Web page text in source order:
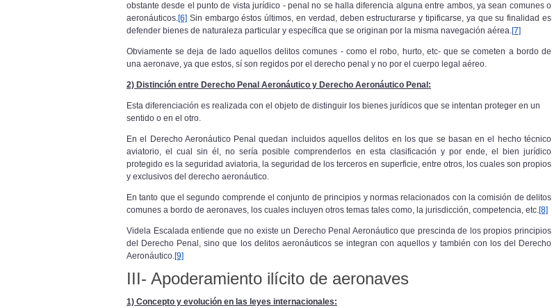
obstante desde el punto de vista jurídico - penal no se halla diferencia alguna entre ambos, ya sean comunes o
aeronáuticos.[6] Sin embargo éstos últimos, en verdad, deben estructurarse y tipificarse, ya que su finalidad es
defender bienes de naturaleza particular y específica que se originan por la misma navegación aérea.[7]
Obviamente se deja de lado aquellos delitos comunes - como el robo, hurto, etc- que se cometen a bordo de
una aeronave, ya que estos, sí son regidos por el derecho penal y no por el cuerpo legal aéreo.
2) Distinción entre Derecho Penal Aeronáutico y Derecho Aeronáutico Penal:
Esta diferenciación es realizada con el objeto de distinguir los bienes jurídicos que se intentan proteger en un
sentido o en el otro.
En el Derecho Aeronáutico Penal quedan incluidos aquellos delitos en los que se basan en el hecho técnico
aviatorio, el cual sin él, no sería posible comprenderlos en esta clasificación y por ende, el bien jurídico
protegido es la seguridad aviatoria, la seguridad de los terceros en superficie, entre otros, los cuales son propios
y exclusivos del derecho aeronáutico.
En tanto que el segundo comprende el conjunto de principios y normas relacionados con la comisión de delitos
comunes a bordo de aeronaves, los cuales incluyen otros temas tales como, la jurisdicción, competencia, etc.[8]
Videla Escalada entiende que no existe un Derecho Penal Aeronáutico que prescinda de los propios principios
del Derecho Penal, sino que los delitos aeronáuticos se integran con aquellos y también con los del Derecho
Aeronáutico.[9]
III- Apoderamiento ilícito de aeronaves
1) Concepto y evolución en las leyes internacionales: